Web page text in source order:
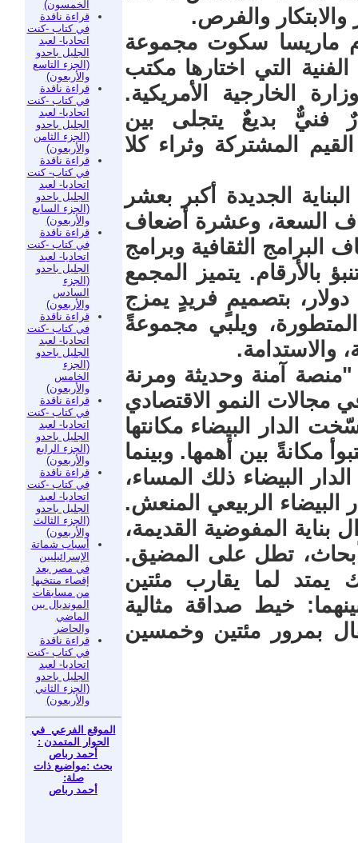
الخمسون)
قراءة ناقدة
في كتاب -كنت
اتحاديا- لعبد
الجليل باحدو
(الجزء التاسع
والأربعون)
قراءة ناقدة
في كتاب -كنت
اتحاديا- لعبد
الجليل باحدو
(الجزء الثامن
والأربعون)
قراءة ناقدة
في كتاب- كنت
اتحاديا- لعبد
الجليل باحدو
(الجزء السابع
والأربعون)
قراءة ناقدة
في كتاب -كنت
اتحاديا- لعبد
الجليل باحدو
(الجزء
السادس
والأربعون)
قراءة ناقدة
في كتاب -كنت
اتحاديا- لعبد
الجليل باحدو
(الجزء
الخامس
والأربعون)
قراءة ناقدة
في كتاب -كنت
اتحاديا- لعبد
الجليل باحدو
(الجزء الرابع
والأربعون)
قراءة ناقدة
في كتاب -كنت
اتحاديا- لعبد
الجليل باحدو
(الجزء الثالث
والأربعون)
أسباب شماتة
الإسرائيليين
في مصر بعد
إقصاء منتخبها
من مسابقات
المونديال بين
الماضي
والحاضر
قراءة ناقدة
في كتاب -كنت
اتحاديا- لعبد
الجليل باحدو
(الجزء الثاني
والأربعون)
الموقع الفرعي في
الحوار المتمدن :
أحمد رباص
بحث :مواضيع ذات
صلة:
أحمد رباص
والفرص.
ماريسا سكوت مجموعة
التي اختارها مكتب
الخارجية الأمريكية.
فنيٌّ بديعٌ يتجلى بين
المشتركة وثراء كلا
الجديدة أكبر بعشر
السعة، وعشرة أضعاف
الثقافية وبرامج
بالأرقام. يتميز المجمع
تكلفته 350 مليون دولار، بتصميمٍ فريدٍ يمزج
المتطورة، ويلبي مجموعةً
والاستدامة.
"منصة آمنة وحديثة ومرنة
مجالات النمو الاقتصادي
الدار البيضاء مكانتها
مكانةً بين أهمها. وبينما
البيضاء ذلك المساء،
الربيعي المنعش.
المفوضية القديمة،
تطل على المضيق.
يمتد لما يقارب مئتين
خيط صداقة مثالية
بمرور مئتين وخمسين